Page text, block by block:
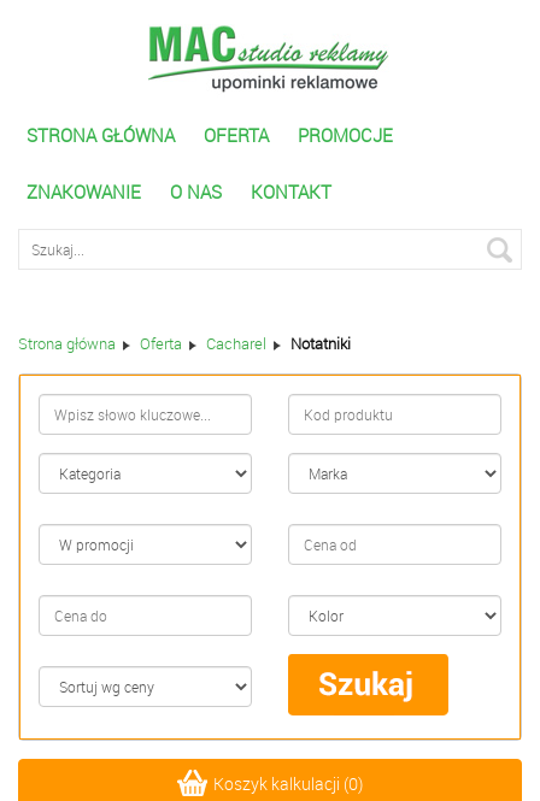
STRONA GŁÓWNA OFERTA PROMOCJE
ZNAKOWANIE O NAS KONTAKT
Strona główna Oferta Cacharel Notatniki
Koszyk kalkulacji (0)